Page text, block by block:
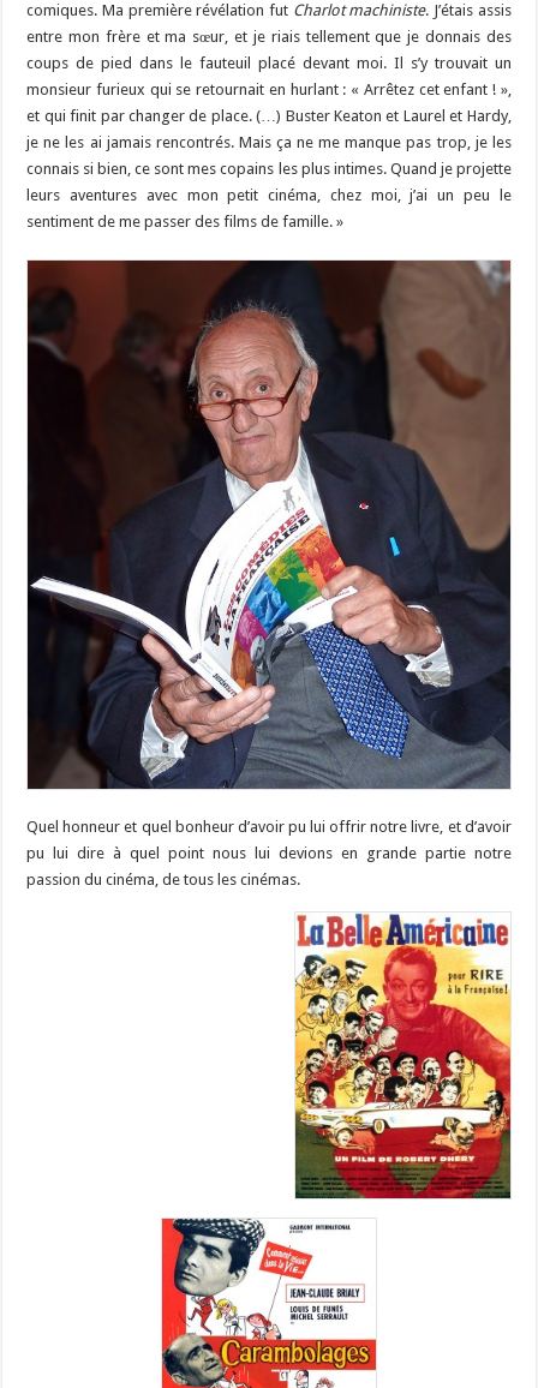
comiques. Ma première révélation fut Charlot machiniste. J’étais assis
entre mon frère et ma sœur, et je riais tellement que je donnais des
coups de pied dans le fauteuil placé devant moi. Il s’y trouvait un
monsieur furieux qui se retournait en hurlant : « Arrêtez cet enfant ! »,
et qui finit par changer de place. (…) Buster Keaton et Laurel et Hardy,
je ne les ai jamais rencontrés. Mais ça ne me manque pas trop, je les
connais si bien, ce sont mes copains les plus intimes. Quand je projette
leurs aventures avec mon petit cinéma, chez moi, j’ai un peu le
sentiment de me passer des films de famille. »
Quel honneur et quel bonheur d’avoir pu lui offrir notre livre, et d’avoir
pu lui dire à quel point nous lui devions en grande partie notre
passion du cinéma, de tous les cinémas.